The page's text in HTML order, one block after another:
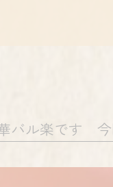
バル楽です